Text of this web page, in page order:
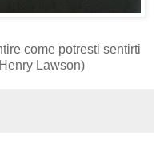
come potresti sentirti
Lawson)